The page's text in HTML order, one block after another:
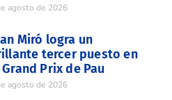
agosto de 2026
Miró logra un
tercer puesto en
Prix de Pau
agosto de 2026